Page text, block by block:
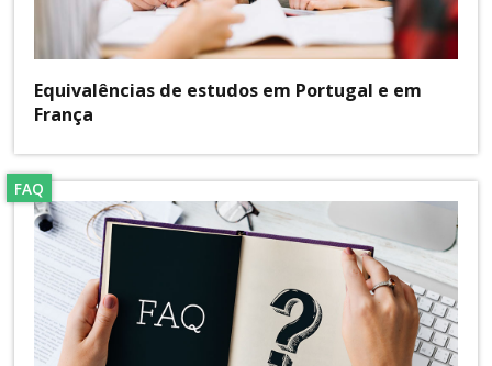
Equivalências de estudos em Portugal e em
França
FAQ